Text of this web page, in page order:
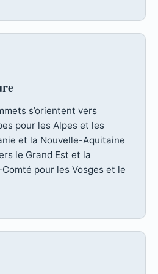
s’orientent vers
pour les Alpes et les
et la Nouvelle-Aquitaine
le Grand Est et la
pour les Vosges et le